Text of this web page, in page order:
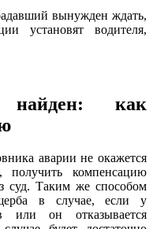
вынужден ждать,
установят водителя,
найден: как
аварии не окажется
получить компенсацию
суд. Таким же способом
в случае, если у
или он отказывается